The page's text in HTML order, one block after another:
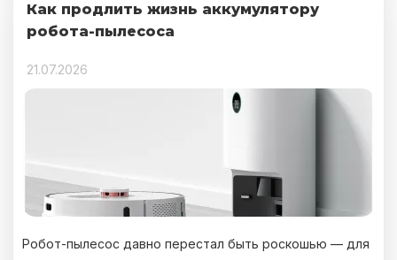
Как продлить жизнь аккумулятору
робота-пылесоса
21.07.2026
Робот-пылесос давно перестал быть роскошью — для